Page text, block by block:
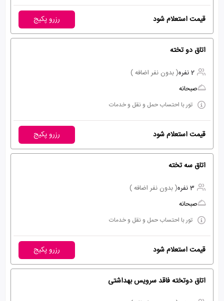
قیمت استعلام شود رزرو پکیج
اتاق دو تخته
2 نفره
( بدون نفر اضافه )
صبحانه
تور با احتساب حمل و نقل و خدمات
قیمت استعلام شود رزرو پکیج
اتاق سه تخته
3 نفره
( بدون نفر اضافه )
صبحانه
تور با احتساب حمل و نقل و خدمات
قیمت استعلام شود رزرو پکیج
اتاق دوتخته فاقد سرویس بهداشتی